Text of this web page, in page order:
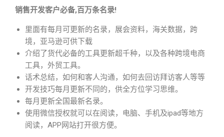
销售开发客户必备,百万条名录!
里面有每月可更新的名录，展会资料，海关数据，跨
境，亚马逊可供下载
介绍了货代必备的工具更新超千种，以及各种跨境电商
工具，外贸工具。
话术总结，如何和客人沟通，如何去回访拜访客人等等
开发技巧每月更新不同的，供全方位学习思维。
每月更新全国最新名录。
使用微信授权就可以在阅读，电脑、手机及ipad等地方
阅读，APP网站打开很方便。